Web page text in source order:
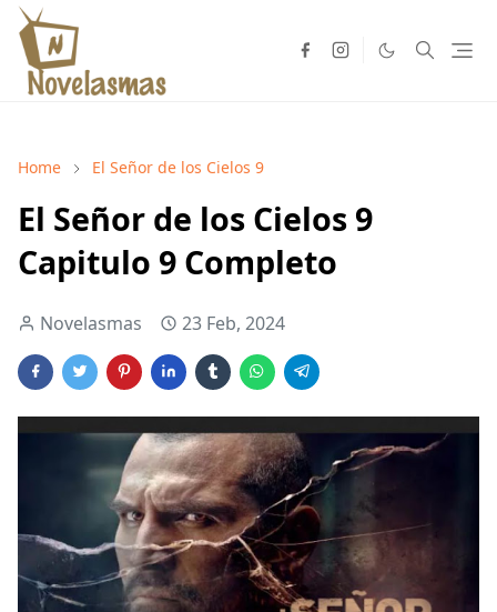
Home El Señor de los Cielos 9
El Señor de los Cielos 9
Capitulo 9 Completo
Novelasmas 23 Feb, 2024